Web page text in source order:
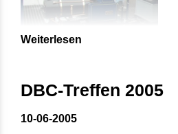
Weiterlesen
DBC-Treffen 2005
10-06-2005